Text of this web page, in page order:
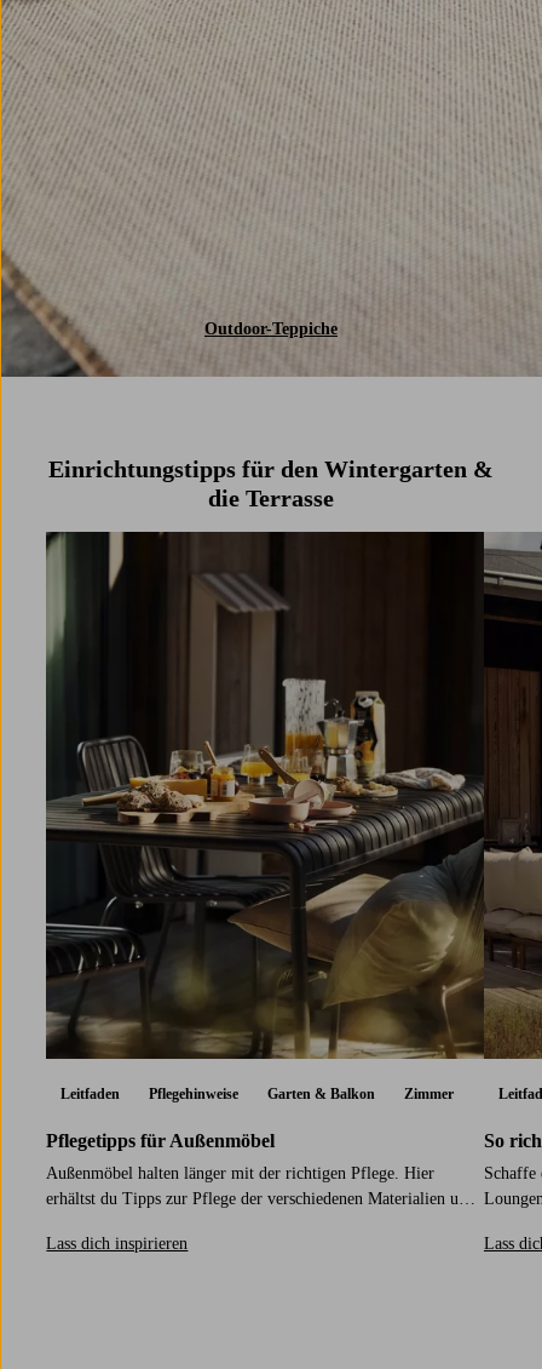
Outdoor-Teppiche
Einrichtungstipps für den Wintergarten &
die Terrasse
Leitfaden Pflegehinweise Garten & Balkon Zimmer
Pflegetipps für Außenmöbel
Außenmöbel halten länger mit der richtigen Pflege. Hier
erhältst du Tipps zur Pflege der verschiedenen Materialien und
Lass dich inspirieren
So
Schaffe
Lass